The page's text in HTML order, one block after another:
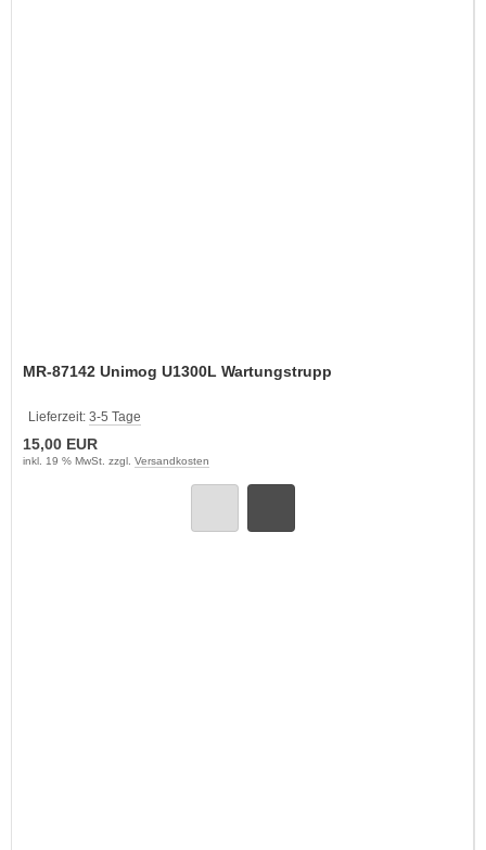
MR-87142 Unimog U1300L Wartungstrupp
Lieferzeit: 3-5 Tage
15,00 EUR
inkl. 19 % MwSt. zzgl. Versandkosten